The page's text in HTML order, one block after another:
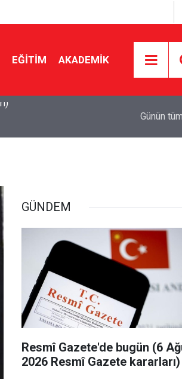
EĞİTİM AKADEMİK
Okul bağışıGünün tüm
GÜNDEM
Resmî Gazete'de bugün (6
2026 Resmî Gazete kararları)